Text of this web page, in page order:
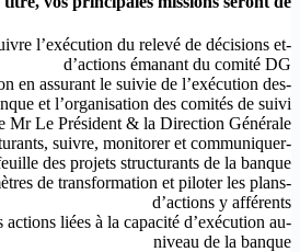
l’exécution du relevé de décisions et
d’actions émanant du comité DG
en assurant le suivie de l’exécution des
et l’organisation des comités de suivi
Mr Le Président & la Direction Générale
suivre, monitorer et communiquer
des projets structurants de la banque
de transformation et piloter les plans
d’actions y afférents
actions liées à la capacité d’exécution au
niveau de la banque